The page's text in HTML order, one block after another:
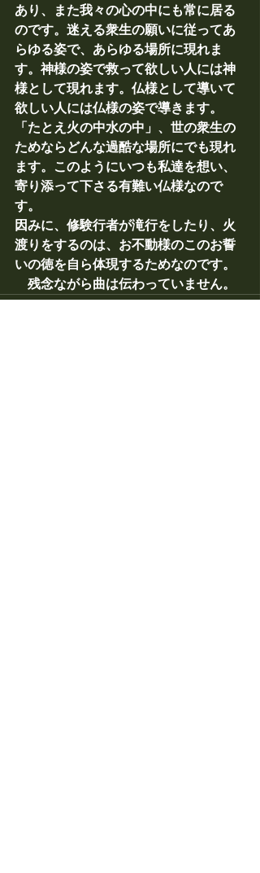
あり、また我々の心の中にも常に居る
のです。迷える衆生の願いに従ってあ
らゆる姿で、あらゆる場所に現れま
す。神様の姿で救って欲しい人には神
様として現れます。仏様として導いて
欲しい人には仏様の姿で導きます。
「たとえ火の中水の中」、世の衆生の
ためならどんな過酷な場所にでも現れ
ます。このようにいつも私達を想い、
寄り添って下さる有難い仏様なので
す。
因みに、修験行者が滝行をしたり、火
渡りをするのは、お不動様のこのお誓
いの徳を自ら体現するためなのです。
残念ながら曲は伝わっていません。